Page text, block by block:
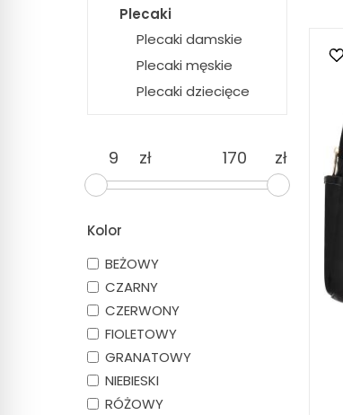
Plecaki
Plecaki damskie
Plecaki męskie
Plecaki dziecięce
zł zł
Kolor
BEŻOWY
CZARNY
CZERWONY
FIOLETOWY
GRANATOWY
NIEBIESKI
RÓŻOWY